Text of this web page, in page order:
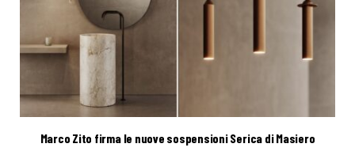
Marco Zito firma le nuove sospensioni Serica di Masiero